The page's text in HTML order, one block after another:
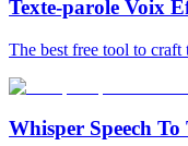
Texte-parole Voix
The best free tool to
Whisper Speech